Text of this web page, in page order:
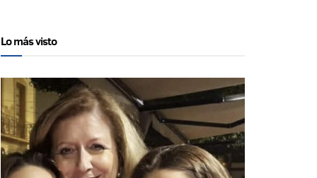
Lo más visto